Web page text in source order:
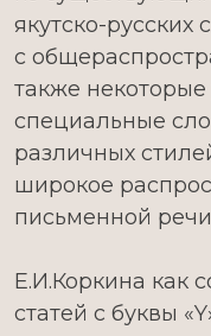
якутско-русских
с
также
специальные
различных
широкое
письменной
Е.И.Коркина как
статей с буквы